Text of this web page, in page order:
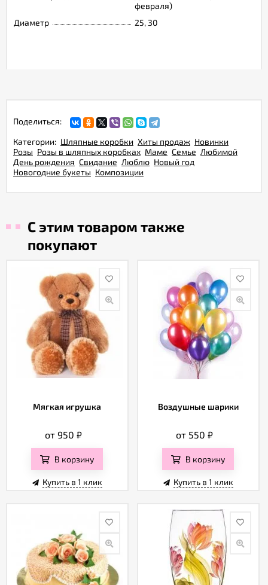
февраля)
Диаметр
25, 30
Поделиться:
Категории: Шляпные коробки Хиты продаж Новинки
Розы Розы в шляпных коробках Маме Семье Любимой
День рождения Свидание Люблю Новый год
Новогодние букеты Композиции
С этим товаром также
покупают
Мягкая игрушка
от 950₽
В корзину
Купить в 1 клик
Воздушные шарики
от 550₽
В корзину
Купить в 1 клик